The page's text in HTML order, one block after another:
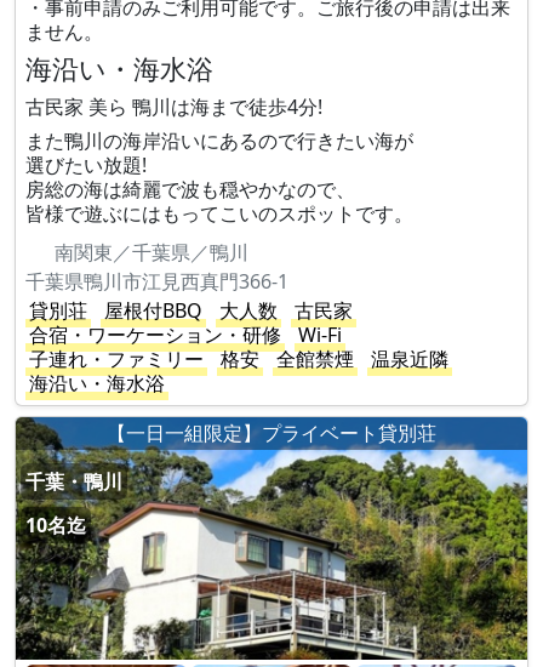
・事前申請のみご利用可能です。ご旅行後の申請は出来
ません。
海沿い・海水浴
古民家 美ら 鴨川は海まで徒歩4分!
また鴨川の海岸沿いにあるので行きたい海が
選びたい放題!
房総の海は綺麗で波も穏やかなので、
皆様で遊ぶにはもってこいのスポットです。
南関東／千葉県／鴨川
千葉県鴨川市江見西真門366-1
貸別荘
屋根付BBQ 大人数
古民家
合宿・ワーケーション・研修
Wi-Fi
子連れ・ファミリー
格安 全館禁煙
温泉近隣
海沿い・海水浴
【一日一組限定】プライベート貸別荘
千葉・鴨川
10名迄